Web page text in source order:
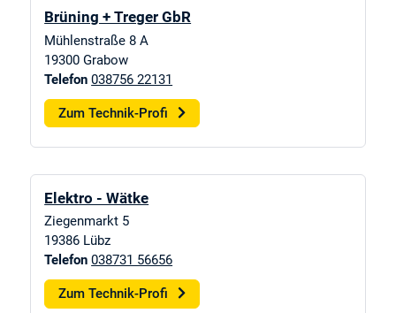
Brüning + Treger GbR
Mühlenstraße 8 A
19300 Grabow
Telefon 038756 22131
Zum Technik-Profi
Elektro - Wätke
Ziegenmarkt 5
19386 Lübz
Telefon 038731 56656
Zum Technik-Profi